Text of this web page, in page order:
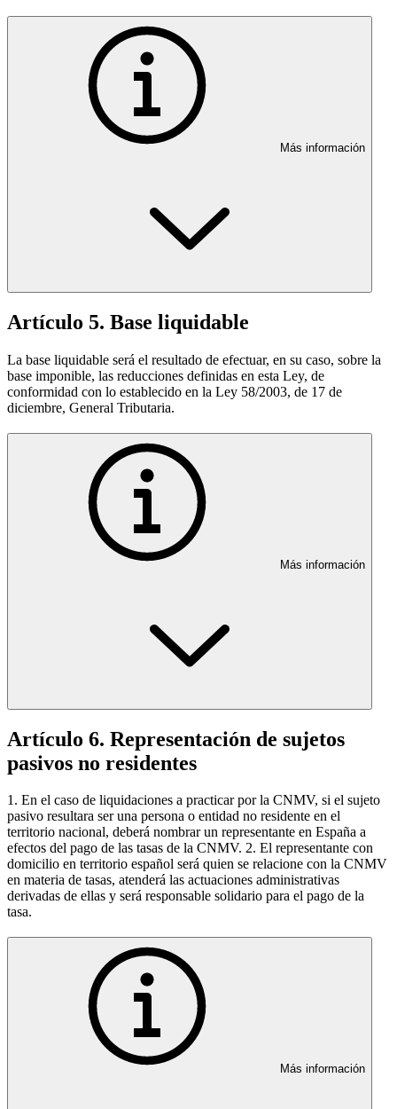
Más información
Artículo 5. Base liquidable
La base liquidable será el resultado de efectuar, en su caso, sobre la
base imponible, las reducciones definidas en esta Ley, de
conformidad con lo establecido en la Ley 58/2003, de 17 de
diciembre, General Tributaria.
Más información
Artículo 6. Representación de sujetos
pasivos no residentes
1. En el caso de liquidaciones a practicar por la CNMV, si el sujeto
pasivo resultara ser una persona o entidad no residente en el
territorio nacional, deberá nombrar un representante en España a
efectos del pago de las tasas de la CNMV. 2. El representante con
domicilio en territorio español será quien se relacione con la CNMV
en materia de tasas, atenderá las actuaciones administrativas
derivadas de ellas y será responsable solidario para el pago de la
tasa.
Más información